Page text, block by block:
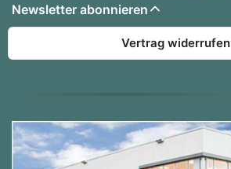
Newsletter abonnieren
Vertrag widerrufen